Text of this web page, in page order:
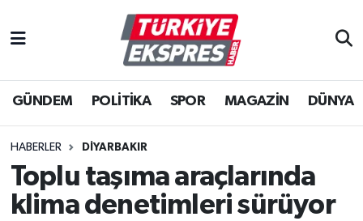
GÜNDEM POLİTİKA SPOR MAGAZİN DÜNYA
HABERLER DIYARBAKIR
Toplu taşıma araçlarında
klima denetimleri sürüyor
İstanbul Nöbetçi Eczaneler
İstanbul Hava Durumu
İstanbul Namaz Vakitleri
İstanbul Trafik Yoğunluk Haritası